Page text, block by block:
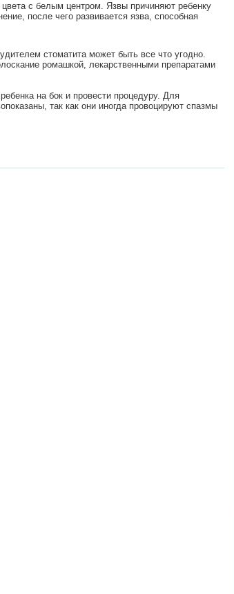
цвета с белым центром. Язвы причиняют ребенку
после чего развивается язва, способная
стоматита может быть все что угодно.
ромашкой, лекарственными препаратами
на бок и провести процедуру. Для
так как они иногда провоцируют спазмы